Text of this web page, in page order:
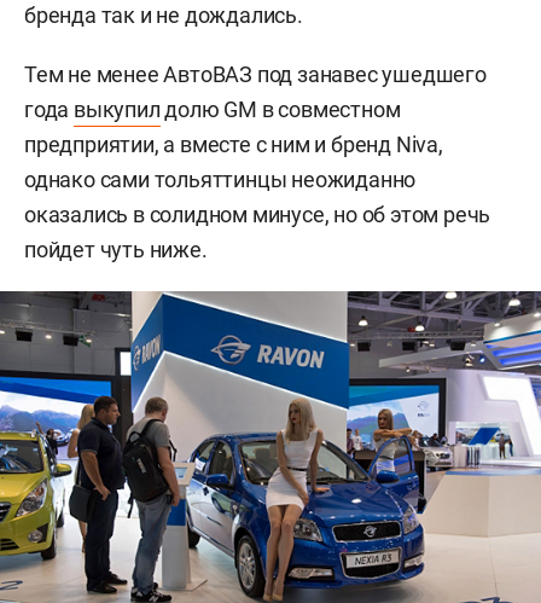
бренда так и не дождались.
Тем не менее АвтоВАЗ под занавес ушедшего
года выкупилдолю GM в совместном
предприятии, а вместе с ним и бренд Niva,
однако сами тольяттинцы неожиданно
оказались в солидном минусе, но об этом речь
пойдет чуть ниже.